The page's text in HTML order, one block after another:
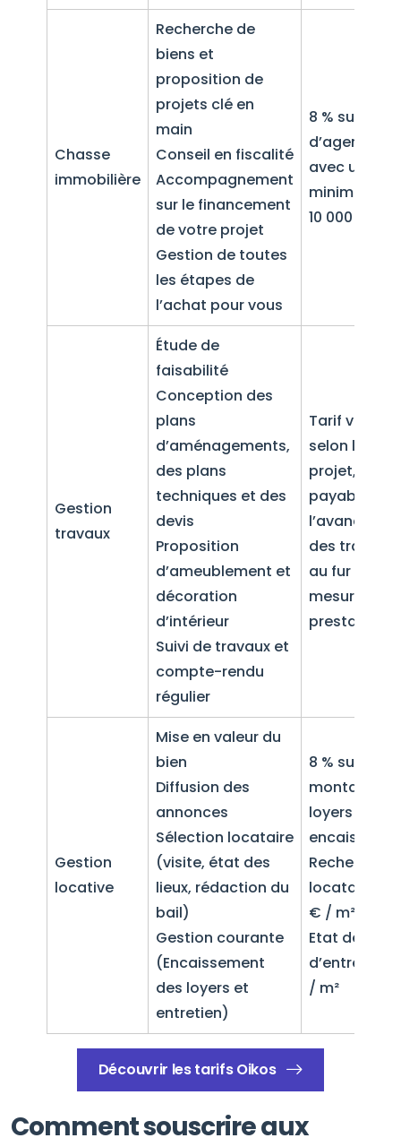
Chasse
immobilière
Recherche de
biens et
proposition de
projets clé en
main
Conseil en fiscalité
Accompagnement
sur le financement
de votre projet
Gestion de toutes
les étapes de
l’achat pour vous
8 % sur le
d’agence
avec un
minimum de
10 000 €
Gestion
travaux
Étude de
faisabilité
Conception des
plans
d’aménagements,
des plans
techniques et des
devis
Proposition
d’ameublement et
décoration
d’intérieur
Suivi de travaux et
compte-rendu
régulier
Tarif
selon le
projet,
payable à
des travaux
au fur et à
mesure des
prestations
Gestion
locative
Mise en valeur du
bien
Diffusion des
annonces
Sélection locataire
(visite, état des
lieux, rédaction du
bail)
Gestion courante
(Encaissement
des loyers et
entretien)
8 % sur le
montant
loyers
encaissés
Recherche
locataire : 10
€ / m²
Etat des
d’entrée : 3
/ m²
Découvrir les tarifs Oikos
Comment souscrire aux